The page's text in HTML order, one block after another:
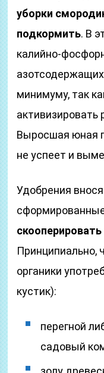
уборки
подкормить. В
калийно-
минимуму, так
Выросшая юная
не успеет и
Удобрения
сформированные
Принципиально,
органики
кустик):
перегной
садовый